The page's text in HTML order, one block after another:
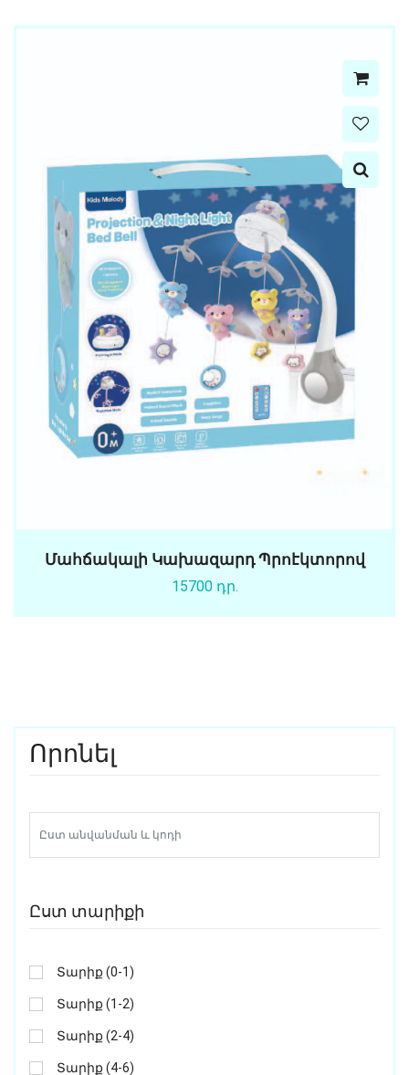
Մահճակալի Կախազարդ Պրոէկտորով
15700 դր.
Որոնել
Ըստ տարիքի
Տարիք (0-1)
Տարիք (1-2)
Տարիք (2-4)
Տարիք (4-6)